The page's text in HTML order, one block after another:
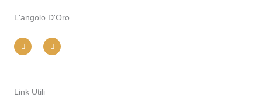
L'angolo D'Oro
s
t
m
c
e
Link Utili